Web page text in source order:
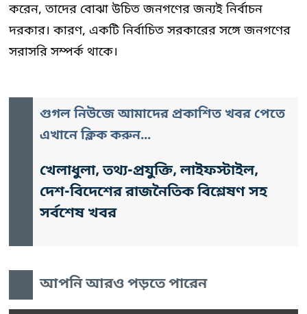
করেন, তাদের বোঝা উচিত জনগণের জন্যই নির্বাচন
দরকার। কারণ, একটি নির্বাচিত সরকারের সঙ্গে জনগণের
সরাসরি সম্পর্ক থাকে।
গুগল নিউজে আমাদের প্রকাশিত খবর পেতে
এখানে ক্লিক করুন...
খেলাধুলা, তথ্য-প্রযুক্তি, লাইফস্টাইল,
দেশ-বিদেশের রাজনৈতিক বিশ্লেষণ সহ
সর্বশেষ খবর
আপনি আরও পড়তে পারেন